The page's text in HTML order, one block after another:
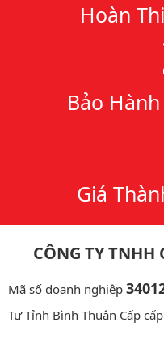
Hoàn
Bảo
Giá
CÔNG TY TNHH
Mã số doanh nghiệp
Tư Tỉnh Bình Thuận Cấp